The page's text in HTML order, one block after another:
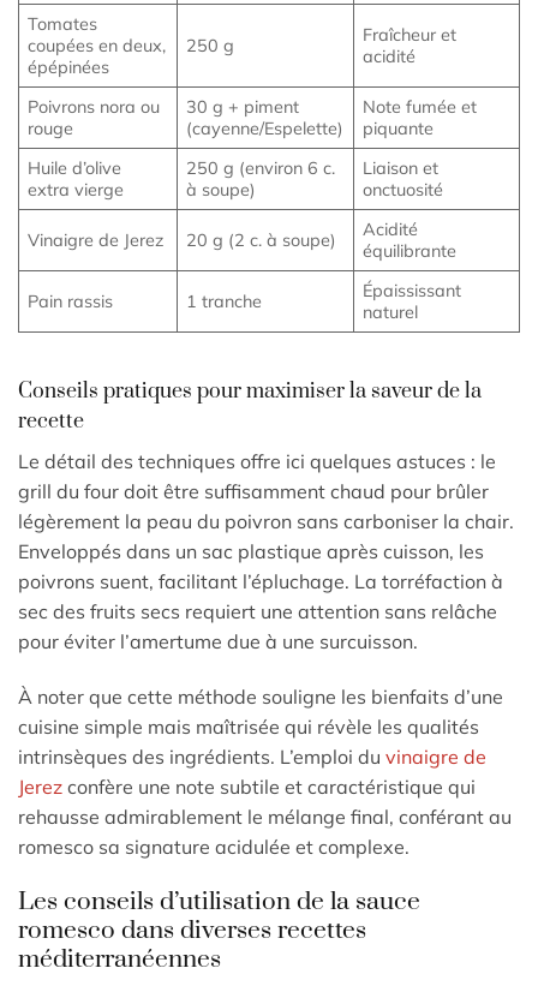
Tomates
coupées en deux,
épépinées
250 g
Fraîcheur et
acidité
Poivrons nora ou
rouge
30 g + piment
(cayenne/Espelette)
Note fumée et
piquante
Huile d’olive
extra vierge
250 g (environ 6 c.
à soupe)
Liaison et
onctuosité
Vinaigre de Jerez 20 g (2 c. à soupe)
Acidité
équilibrante
Pain rassis 1 tranche
Épaississant
naturel
Conseils pratiques pour maximiser la saveur de la
recette
Le détail des techniques offre ici quelques astuces : le
grill du four doit être suffisamment chaud pour brûler
légèrement la peau du poivron sans carboniser la chair.
Enveloppés dans un sac plastique après cuisson, les
poivrons suent, facilitant l’épluchage. La torréfaction à
sec des fruits secs requiert une attention sans relâche
pour éviter l’amertume due à une surcuisson.
À noter que cette méthode souligne les bienfaits d’une
cuisine simple mais maîtrisée qui révèle les qualités
intrinsèques des ingrédients. L’emploi du vinaigre de
Jerez confère une note subtile et caractéristique qui
rehausse admirablement le mélange final, conférant au
romesco sa signature acidulée et complexe.
Les conseils d’utilisation de la sauce
romesco dans diverses recettes
méditerranéennes